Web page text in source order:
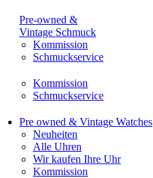
Pre-owned &
Vintage Schmuck
Kommission
Schmuckservice
Kommission
Schmuckservice
Pre owned & Vintage Watches
Neuheiten
Alle Uhren
Wir kaufen Ihre Uhr
Kommission